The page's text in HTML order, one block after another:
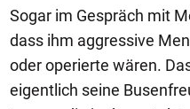
Sogar im Gespräch mit
dass ihm aggressive
oder operierte wären.
eigentlich seine